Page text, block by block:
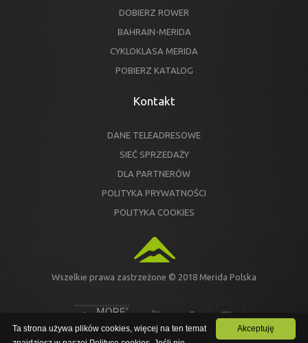
DOBIERZ ROWER
BAHRAIN-MERIDA
CYKLOKLASA MERIDA
POBIERZ KATALOG
Kontakt
DANE TELEADRESOWE
SIEĆ SPRZEDAŻY
DLA PARTNERÓW
POLITYKA PRYWATNOŚCI
POLITYKA COOKIES
Wszelkie prawa zastrzeżone © 2018 Merida Polska
Akceptuję
Ta strona używa plików cookies, więcej na ten temat